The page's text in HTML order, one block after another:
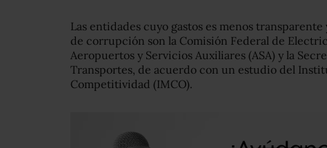
Las entidades cuyo gastos es menos
de corrupción son la Comisión Federal de
Aeropuertos y Servicios Auxiliares (ASA) y la
Transportes, de acuerdo con un estudio del
Competitividad (IMCO).